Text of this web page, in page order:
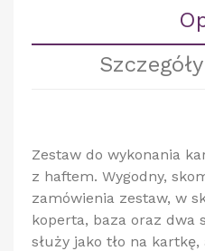
Zestaw do wykonania
z haftem. Wygodny,
zamówienia zestaw, w
koperta, baza oraz dwa
służy jako tło na